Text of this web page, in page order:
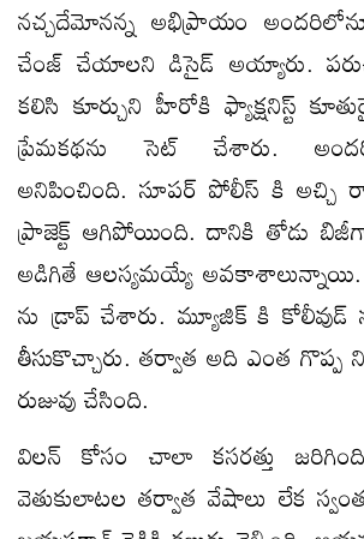
నచ్చదేమోనన్న అభిప్రాయం
చేంజ్ చేయాలని డిసైడ్ అయ్యారు.
కలిసి కూర్చుని హీరోకి ఫ్యాక్షనిస్ట్
ప్రేమకథను సెట్ చేశారు.
అనిపించింది. సూపర్ పోలీస్ కి అచ్చి
ప్రాజెక్ట్ ఆగిపోయింది. దానికి తోడు
అడిగితే ఆలస్యమయ్యే
ను డ్రాప్ చేశారు. మ్యూజిక్ కి
తీసుకొచ్చారు. తర్వాత అది ఎంత
రుజువు చేసింది.
విలన్ కోసం చాలా కసరత్తు జరిగింది.
వెతుకులాటల తర్వాత వేషాలు లేక